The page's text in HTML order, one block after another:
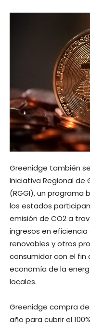
Greenidge también
Iniciativa Regional de
(RGGI), un programa
los estados
emisión de CO2 a
ingresos en
renovables y otros
consumidor con el fin
economía de la
locales.
Greenidge compra
año para cubrir el